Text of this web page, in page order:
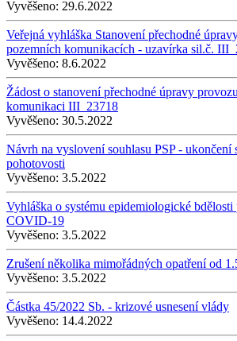
Vyvěšeno: 29.6.2022
Veřejná vyhláška Stanovení přechodné
pozemních komunikacích - uzavírka sil.č.
Vyvěšeno: 8.6.2022
Žádost o stanovení přechodné úpravy
komunikaci III_23718
Vyvěšeno: 30.5.2022
Návrh na vyslovení souhlasu PSP - ukončení
pohotovosti
Vyvěšeno: 3.5.2022
Vyhláška o systému epidemiologické bdělosti
COVID-19
Vyvěšeno: 3.5.2022
Zrušení několika mimořádných opatření od
Vyvěšeno: 3.5.2022
Částka 45/2022 Sb. - krizové usnesení vlády
Vyvěšeno: 14.4.2022